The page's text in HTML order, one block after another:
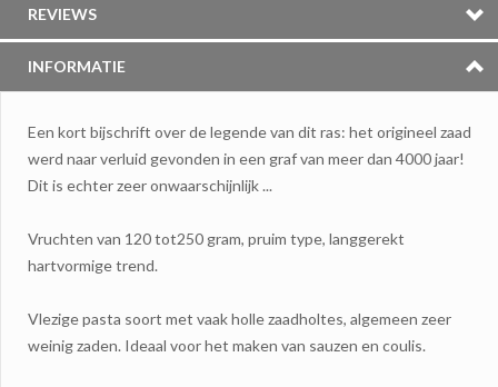
REVIEWS
INFORMATIE
Een kort bijschrift over de legende van dit ras: het origineel zaad
werd naar verluid gevonden in een graf van meer dan 4000 jaar!
Dit is echter zeer onwaarschijnlijk ...
Vruchten van 120 tot250 gram, pruim type, langgerekt
hartvormige trend.
Vlezige pasta soort met vaak holle zaadholtes, algemeen zeer
weinig zaden. Ideaal voor het maken van sauzen en coulis.